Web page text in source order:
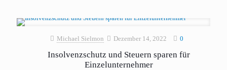
Michael Sielmon Dezember 14, 2022 0
Insolvenzschutz und Steuern sparen für
Einzelunternehmer